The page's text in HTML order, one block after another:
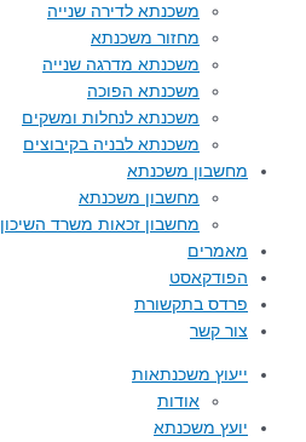
משכנתא לדירה שנייה
מחזור משכנתא
משכנתא מדרגה שנייה
משכנתא הפוכה
משכנתא לנחלות ומשקים
משכנתא לבניה בקיבוצים
מחשבון משכנתא
מחשבון משכנתא
מחשבון זכאות משרד השיכון
מאמרים
הפודקאסט
פרדס בתקשורת
צור קשר
ייעוץ משכנתאות
אודות
יועץ משכנתא